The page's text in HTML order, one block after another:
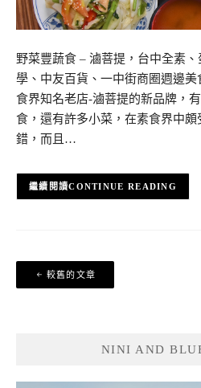
野菜豐蔬食 – 滷菩提，台中全素
學、中友百貨、一中街商圈週邊
食界知名老店-滷菩提的新品牌，
食，還有許多小菜，在素食界中
錯，而且…
CONTINUE READING
文
章
較舊的文章
NINI AND